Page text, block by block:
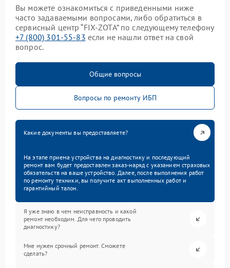
Вы можете ознакомиться с приведенными ниже
часто задаваемыми вопросами, либо обратиться в
сервисный центр “FIX-ZOTA” по следующему телефону
+7 (800) 301-55-83 если не нашли ответ на свой
вопрос.
Общие вопросы
Вопросы по ремонту ИБП
Какие документы вы предоставляете?
На этапе приема устройства на диагностику и последующий
ремонт вам будет предоставлен заказ-наряд с указанием страховых
обязательств на ваше устройство. Далее, после выполнения работ
по ремонту техники, вы получите акт выполненных работ и
гарантийный талон.
Я уже знаю в чем неисправность и какой
ремонт необходим. Для чего проводить
диагностику?
Мне нужен срочный ремонт. Сможете
сделать?